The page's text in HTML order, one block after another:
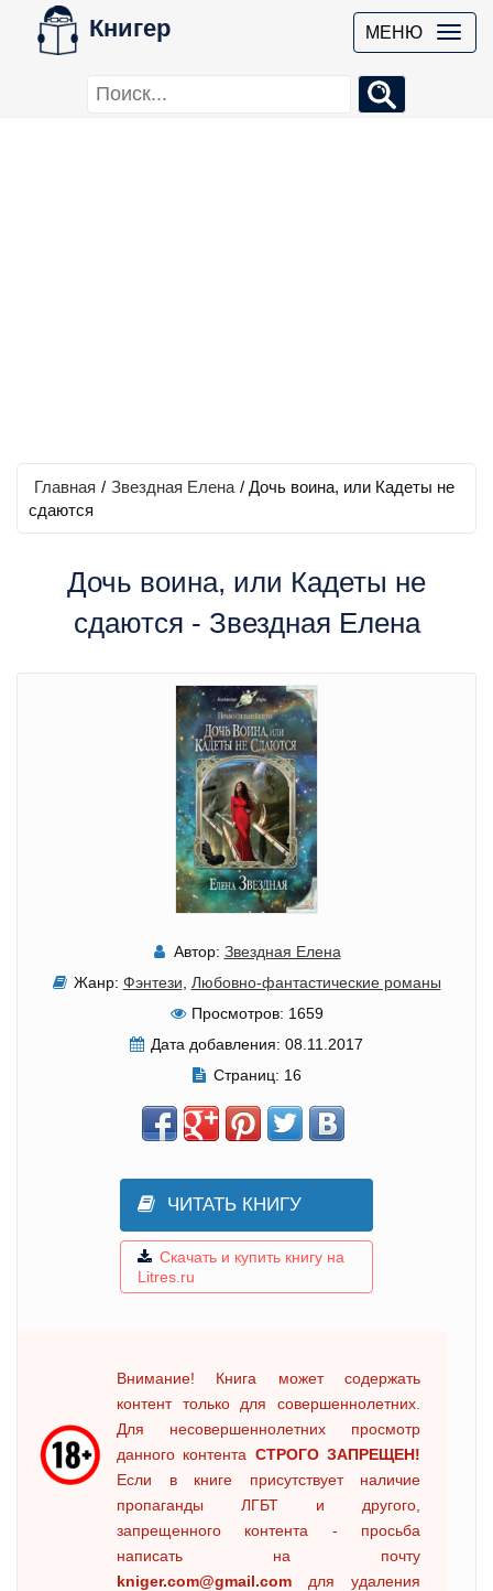
Книгер МЕНЮ
Главная / Звездная Елена / Дочь воина, или Кадеты не
сдаются
Дочь воина, или Кадеты не
сдаются - Звездная Елена
Автор: Звездная Елена
Жанр: Фэнтези
Любовно-фантастические романы
Просмотров: 1659
Дата добавления: 08.11.2017
Страниц: 16
ЧИТАТЬ КНИГУ
Скачать и купить книгу на
Litres.ru
Внимание! Книга может содержать
контент только для совершеннолетних.
Для несовершеннолетних просмотр
данного контента СТРОГО ЗАПРЕЩЕН!
Если в книге присутствует наличие
пропаганды ЛГБТ и другого,
запрещенного контента - просьба
написать на почту
kniger.com@gmail.com для удаления